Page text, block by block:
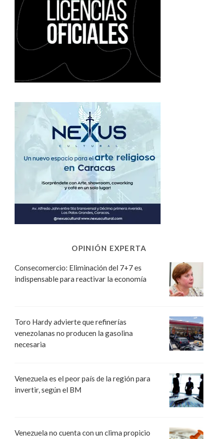
OPINIÓN EXPERTA
Consecomercio: Eliminación del 7+7 es
indispensable para reactivar la economía
Toro Hardy advierte que refinerías
venezolanas no producen la gasolina
necesaria
Venezuela es el peor país de la región para
invertir, según el BM
Venezuela no cuenta con un clima propicio